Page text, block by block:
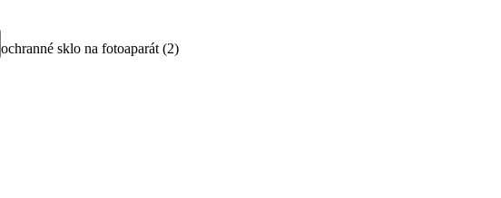
ochranné sklo na fotoaparát (2)